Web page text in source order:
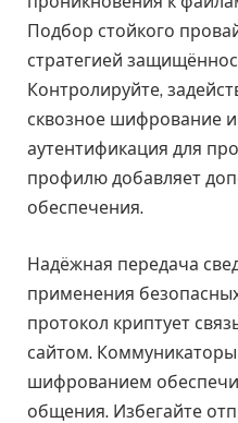
Подбор стойкого
стратегией
Контролируйте,
сквозное шифрование
аутентификация для
профилю добавляет
обеспечения.
Надёжная передача
применения
протокол криптует
сайтом.
шифрованием
общения. Избегайте